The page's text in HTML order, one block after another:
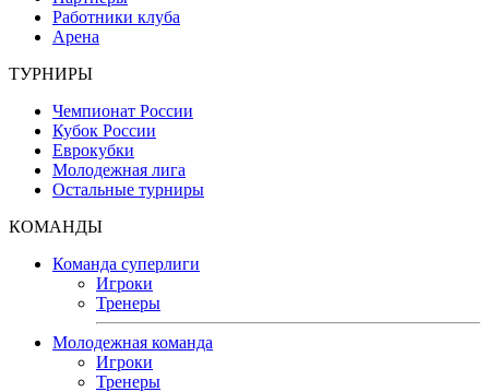
Работники клуба
Арена
ТУРНИРЫ
Чемпионат России
Кубок России
Еврокубки
Молодежная лига
Остальные турниры
КОМАНДЫ
Команда суперлиги
Игроки
Тренеры
Молодежная команда
Игроки
Тренеры